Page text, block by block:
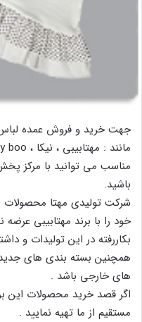
جهت خرید و فروش عمده لباس
مناسب می توانید با مرکز
باشید.
خود را با برند مهتابیبی
بکاررفته در این تولیدات و
همچنین بسته بندی های
های خارجی باشد .
اگر قصد خرید محصولات این
مستقیم از ما تهیه نمایید .